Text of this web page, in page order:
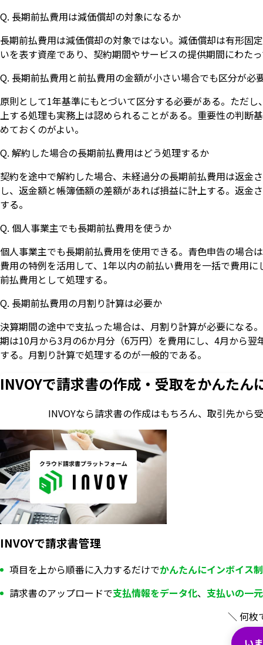
Q. 長期前払費用は減価償却の対象になるか
長期前払費用は減価償却の対象ではない。減価償却は有形固
いを表す資産であり、契約期間やサービスの提供期間にわた
Q. 長期前払費用と前払費用の金額が小さい場合でも区分が必
原則として1年基準にもとづいて区分する必要がある。ただ
上する処理も実務上は認められることがある。重要性の判断
めておくのがよい。
Q. 解約した場合の長期前払費用はどう処理するか
契約を途中で解約した場合、未経過分の長期前払費用は返金
し、返金額と帳簿価額の差額があれば損益に計上する。返金
する。
Q. 個人事業主でも長期前払費用を使うか
個人事業主でも長期前払費用を使用できる。青色申告の場合
費用の特例を活用して、1年以内の前払い費用を一括で費用
前払費用として処理する。
Q. 長期前払費用の月割り計算は必要か
決算期間の途中で支払った場合は、月割り計算が必要になる
期は10月から3月の6か月分（6万円）を費用にし、4月から
する。月割り計算で処理するのが一般的である。
INVOYで請求書の作成・ 受取をかんたん
INVOYなら請求書の作成はもちろん、 取引先から
INVOYで請求書管理
項目を上から順番に入力するだけでかんたんにインボイス
請求書のアップロードで支払情報をデータ化、 支払いの一
＼ 何枚